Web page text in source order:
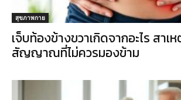
สุขภาพกาย
เจ็บท้องข้างขวาเกิดจากอะไร สา
สัญญาณที่ไม่ควรมองข้าม